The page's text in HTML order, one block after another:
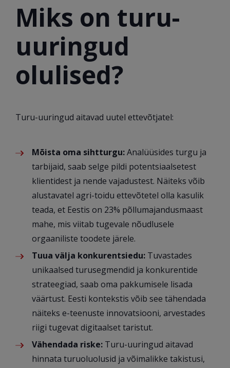
Miks on turu-
uuringud
olulised?
Turu-uuringud aitavad uutel ettevõtjatel:
Mõista oma sihtturgu:Analüüsides turgu ja
tarbijaid, saab selge pildi potentsiaalsetest
klientidest ja nende vajadustest. Näiteks võib
alustavatel agri-toidu ettevõtetel olla kasulik
teada, et Eestis on 23% põllumajandusmaast
mahe, mis viitab tugevale nõudlusele
orgaaniliste toodete järele.
Tuua välja konkurentsiedu: Tuvastades
unikaalsed turusegmendid ja konkurentide
strateegiad, saab oma pakkumisele lisada
väärtust. Eesti kontekstis võib see tähendada
näiteks e-teenuste innovatsiooni, arvestades
riigi tugevat digitaalset taristut.
Vähendada riske: Turu-uuringud aitavad
hinnata turuoluolusid ja võimalikke takistusi,